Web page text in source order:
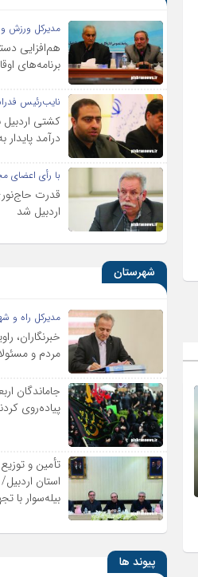
مدیرکل ورزش و
هم‌افزایی
برنامه‌های
نایب‌رئیس
کشتی اردبیل
درآمد
با رأی اعضای
قدرت
اردبیل شد
شهرستان
مدیرکل راه و
خبرنگاران،
مردم و
جاماندگان
پیاده‌روی
استان
بیله‌سوار با
پیوند ها